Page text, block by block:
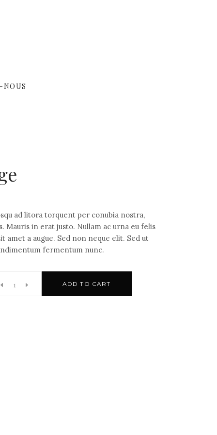
NOUS
ad litora torquent per conubia nostra,
Mauris in erat justo. Nullam ac urna eu felis
amet a augue. Sed non neque elit. Sed ut
fermentum nunc.
ADD TO CART